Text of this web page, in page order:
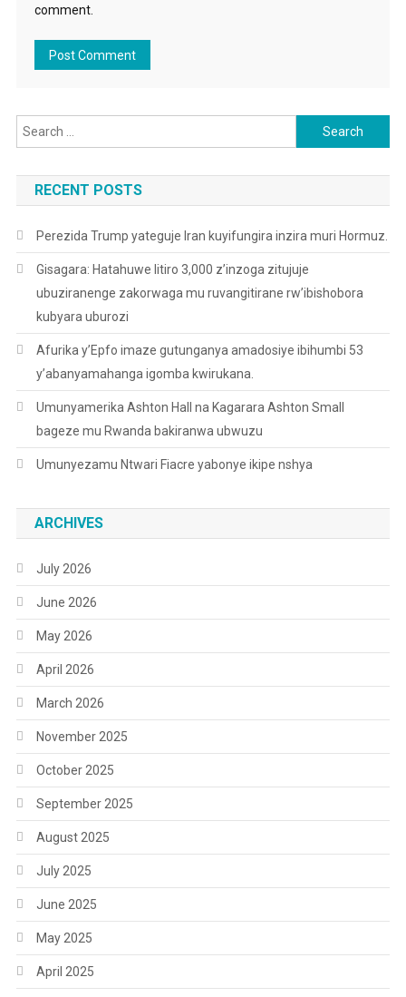
comment.
Search for:
RECENT POSTS
Perezida Trump yateguje Iran kuyifungira inzira muri Hormuz.
Gisagara: Hatahuwe litiro 3,000 z’inzoga zitujuje
ubuziranenge zakorwaga mu ruvangitirane rw’ibishobora
kubyara uburozi
Afurika y’Epfo imaze gutunganya amadosiye ibihumbi 53
y’abanyamahanga igomba kwirukana.
Umunyamerika Ashton Hall na Kagarara Ashton Small
bageze mu Rwanda bakiranwa ubwuzu
Umunyezamu Ntwari Fiacre yabonye ikipe nshya
ARCHIVES
July 2026
June 2026
May 2026
April 2026
March 2026
November 2025
October 2025
September 2025
August 2025
July 2025
June 2025
May 2025
April 2025